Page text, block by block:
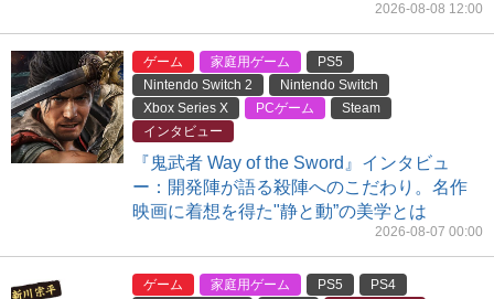
2026-08-08 12:00
ゲーム 家庭用ゲーム
PS5
Nintendo Switch 2
Nintendo Switch
Xbox Series X
PCゲーム
Steam
インタビュー
『鬼武者 Way of the Sword』インタビュ
ー：開発陣が語る殺陣へのこだわり。名作
映画に着想を得た"静と動”の美学とは
2026-08-07 00:00
ゲーム 家庭用ゲーム PS5
PS4